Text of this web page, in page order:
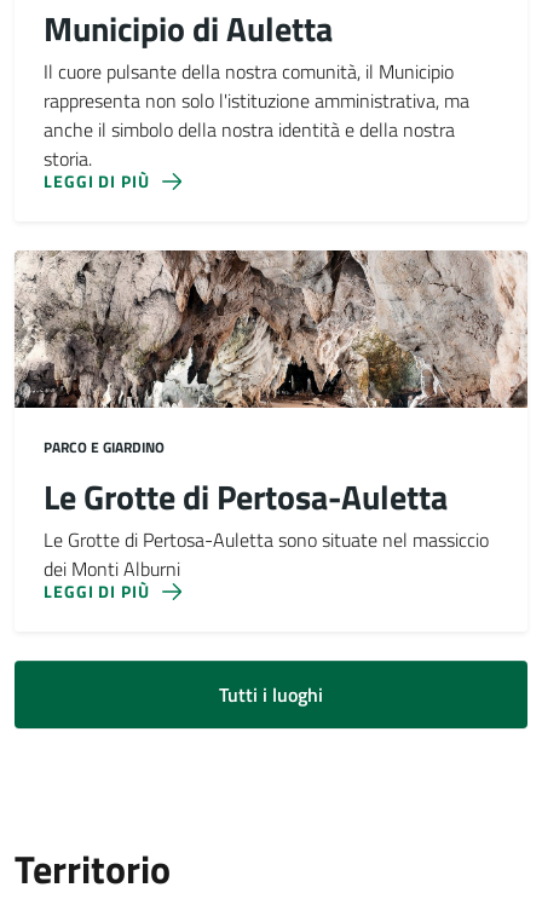
Municipio di Auletta
Il cuore pulsante della nostra comunità, il Municipio
rappresenta non solo l'istituzione amministrativa, ma
anche il simbolo della nostra identità e della nostra
storia.
LEGGI DI PIÙ
PARCO E GIARDINO
Le Grotte di Pertosa-Auletta
Le Grotte di Pertosa-Auletta sono situate nel massiccio
dei Monti Alburni
LEGGI DI PIÙ
Tutti i luoghi
Territorio